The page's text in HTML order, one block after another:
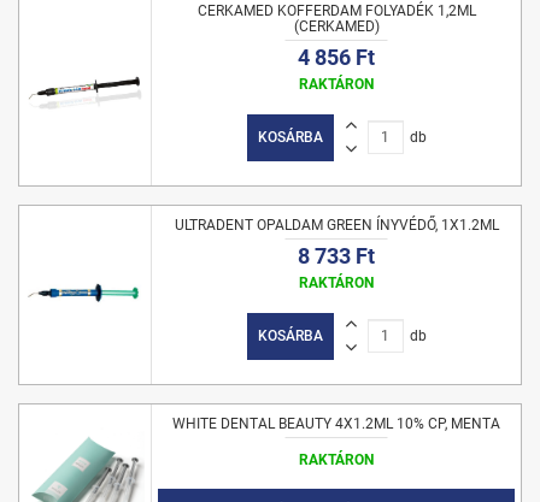
CERKAMED KOFFERDAM FOLYADÉK 1,2ML
(CERKAMED)
4 856 Ft
RAKTÁRON
KOSÁRBA db
ULTRADENT OPALDAM GREEN ÍNYVÉDŐ, 1X1.2ML
8 733 Ft
RAKTÁRON
KOSÁRBA db
WHITE DENTAL BEAUTY 4X1.2ML 10% CP, MENTA
RAKTÁRON